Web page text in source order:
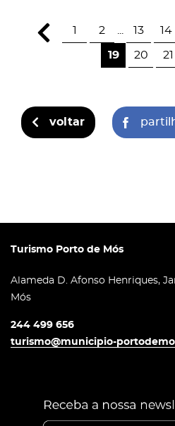
1 2 13 14
19 20 21
voltar
Turismo Porto de Mós
Alameda D. Afonso Henriques,
Mós
244 499 656
turismo@municipio-